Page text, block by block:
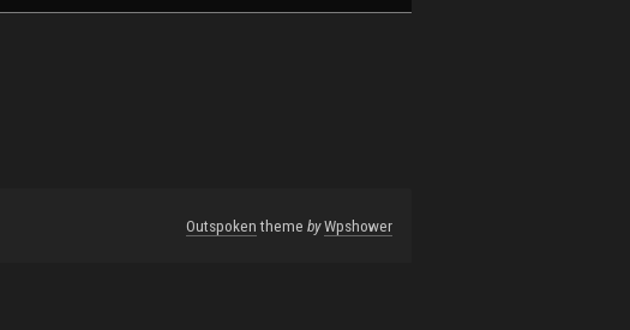
OutspokenthemebyWpshower